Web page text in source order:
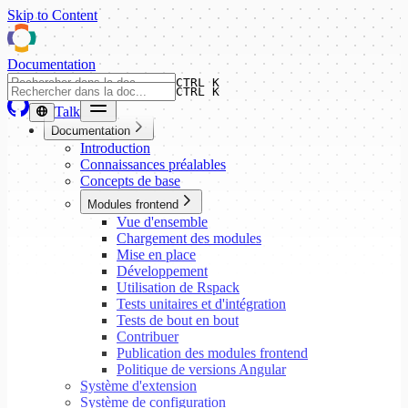
Skip to Content
Documentation
CTRL K
Talk
CTRL K
Documentation
Introduction
Connaissances préalables
Concepts de base
Modules frontend
Vue d'ensemble
Chargement des modules
Mise en place
Développement
Utilisation de Rspack
Tests unitaires et d'intégration
Tests de bout en bout
Contribuer
Publication des modules frontend
Politique de versions Angular
Système d'extension
Système de configuration